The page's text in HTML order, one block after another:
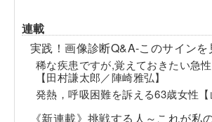
連載
実践！画像診断Q&A-このサインを
稀な疾患ですが,覚えておきたい急
【田村謙太郎／陣崎雅弘】
発熱，呼吸困難を訴える63歳女性【
《新連載》挑戦する人～これが私